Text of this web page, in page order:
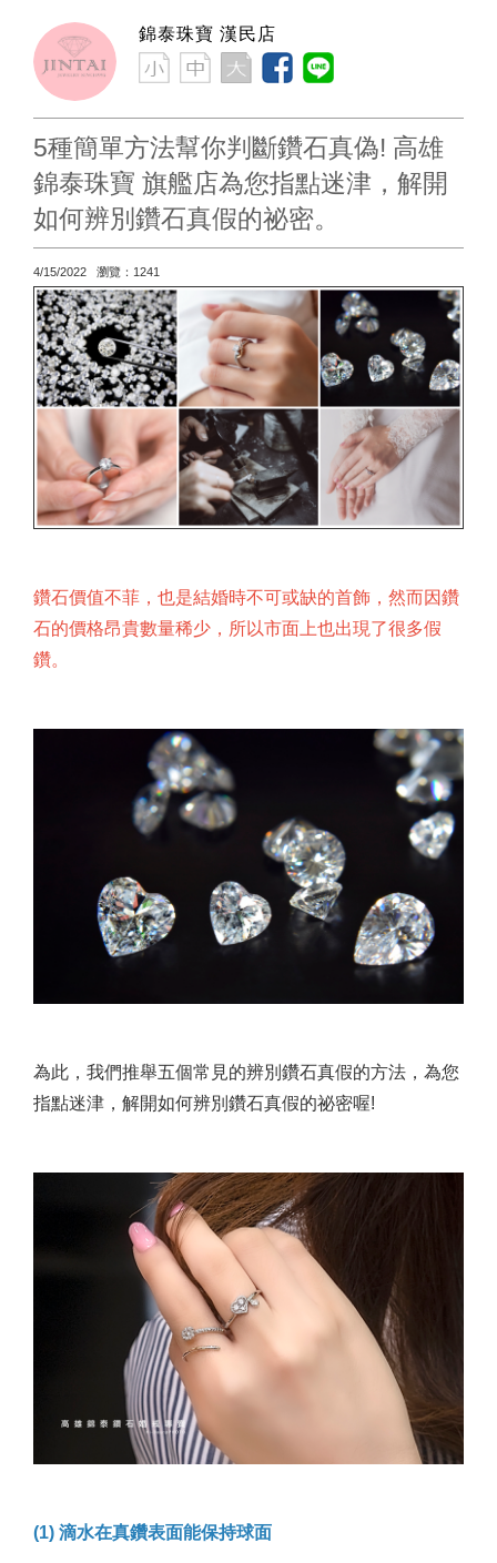
錦泰珠寶 漢民店
5種簡單方法幫你判斷鑽石真偽! 高雄
錦泰珠寶 旗艦店為您指點迷津，解開
如何辨別鑽石真假的祕密。
4/15/2022 瀏覽：1241
鑽石價值不菲，也是結婚時不可或缺的首飾，然而因鑽
石的價格昂貴數量稀少，所以市面上也出現了很多假
鑽。
為此，我們推舉五個常見的辨別鑽石真假的方法，為您
指點迷津，解開如何辨別鑽石真假的祕密喔!
(1) 滴水在真鑽表面能保持球面